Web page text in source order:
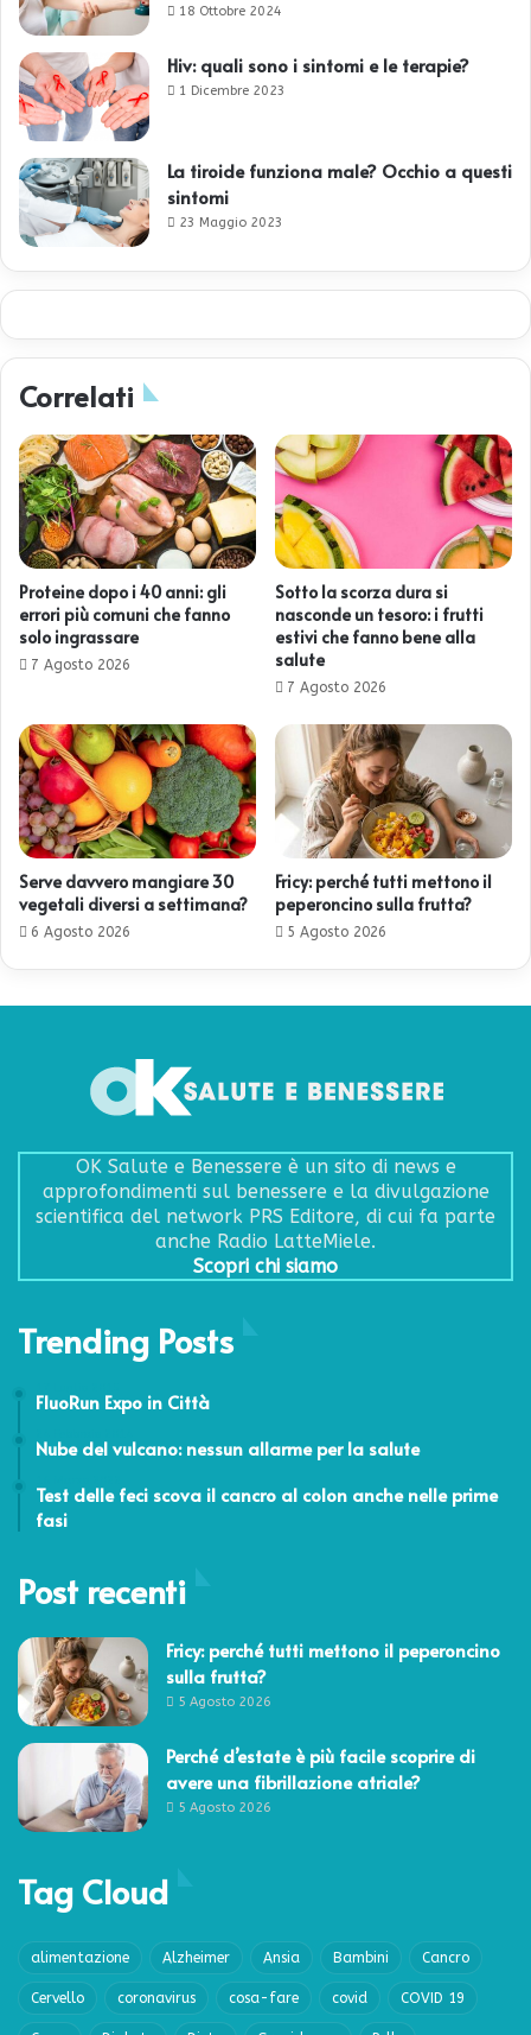
18 Ottobre 2024
Hiv: quali sono i sintomi e le terapie?
1 Dicembre 2023
La tiroide funziona male? Occhio a questi
sintomi
23 Maggio 2023
Correlati
Proteine dopo i 40 anni: gli
errori più comuni che fanno
solo ingrassare
7 Agosto 2026
Sotto la scorza dura si
nasconde un tesoro: i frutti
estivi che fanno bene alla
salute
7 Agosto 2026
Serve davvero mangiare 30
vegetali diversi a settimana?
6 Agosto 2026
Fricy: perché tutti mettono il
peperoncino sulla frutta?
5 Agosto 2026
OK Salute e Benessere è un sito di news e
approfondimenti sul benessere e la divulgazione
scientifica del network PRS Editore, di cui fa parte
anche Radio LatteMiele.
Scopri chi siamo
Trending Posts
FluoRun Expo in Città
Nube del vulcano: nessun allarme per la salute
Test delle feci scova il cancro al colon anche nelle prime
fasi
Post recenti
Fricy: perché tutti mettono il peperoncino
sulla frutta?
5 Agosto 2026
Perché d’estate è più facile scoprire di
avere una fibrillazione atriale?
5 Agosto 2026
Tag Cloud
alimentazione Alzheimer Ansia Bambini Cancro
Cervello coronavirus cosa-fare covid COVID 19